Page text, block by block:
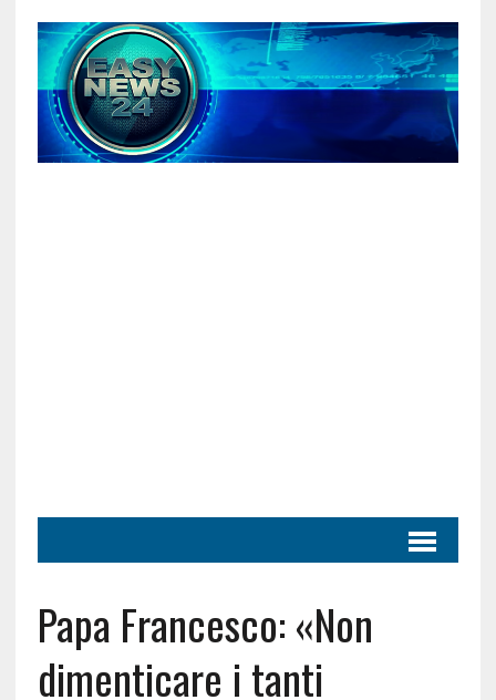
Papa Francesco: «Non
dimenticare i tanti